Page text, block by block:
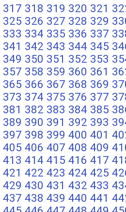
317 318 319 320 321
325 326 327 328 329
333 334 335 336 337
341 342 343 344 345
349 350 351 352 353
357 358 359 360 361
365 366 367 368 369
373 374 375 376 377
381 382 383 384 385
389 390 391 392 393
397 398 399 400 401
405 406 407 408 409
413 414 415 416 417
421 422 423 424 425
429 430 431 432 433
437 438 439 440 441